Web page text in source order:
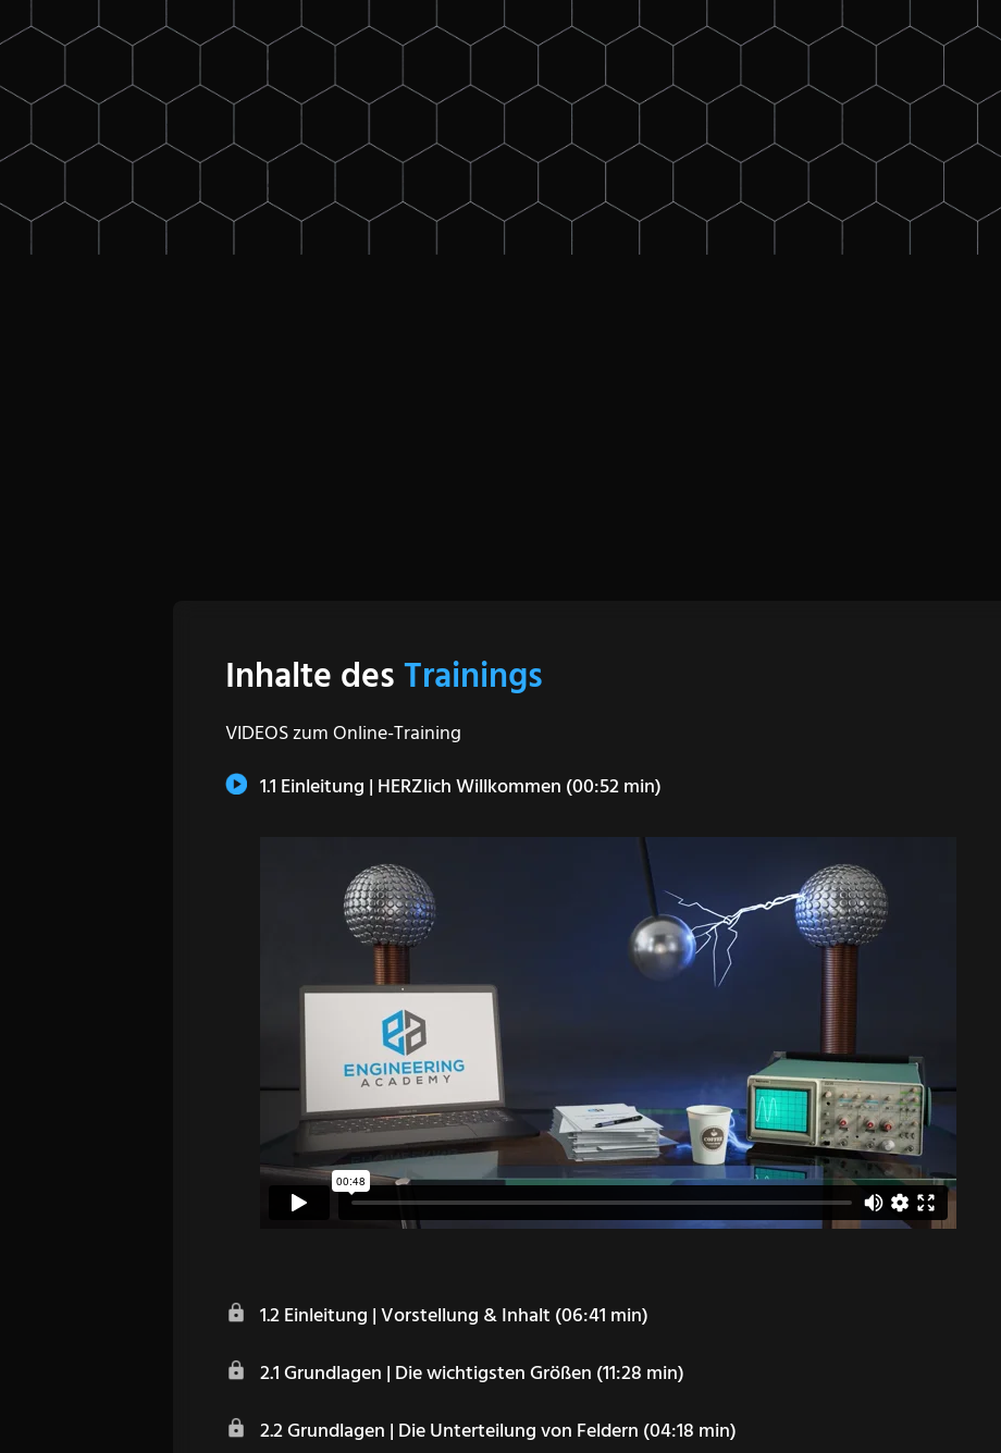
Ziel des Trainings
Egal, ob Du in der Projektentwicklung, der Finanzierung, dem Betrieb oder der technischen
Betriebsmitteln in der Energieversorgung tätig bist. In diesem Online-Training lernst Du alle
Inhalte desTrainings
VIDEOS zum Online-Training
1.1 Einleitung | HERZlich Willkommen (00:52 min)
1.2 Einleitung | Vorstellung & Inhalt (06:41 min)
2.1 Grundlagen | Die wichtigsten Größen (11:28 min)
2.2 Grundlagen | Die Unterteilung von Feldern (04:18 min)